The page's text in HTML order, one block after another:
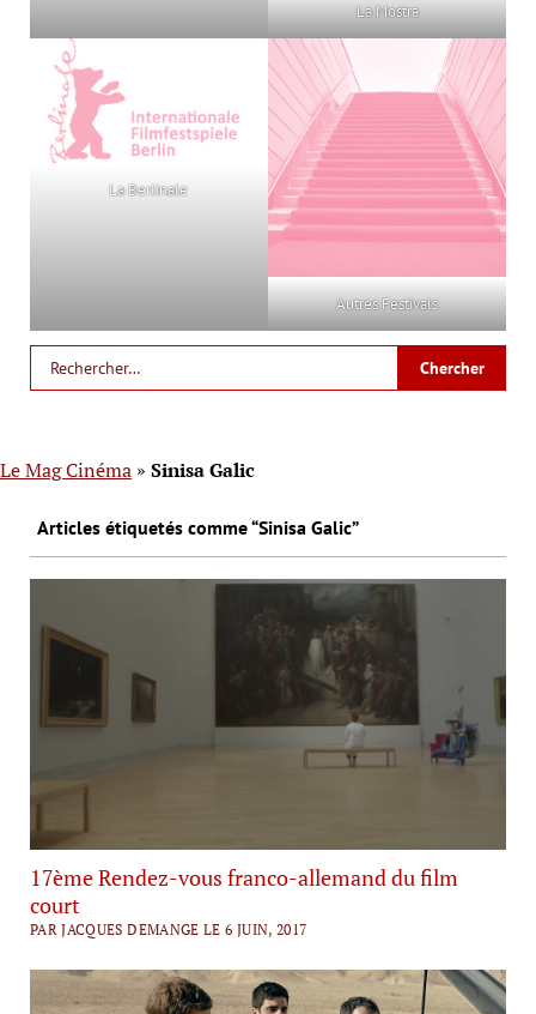
La Mostra
La Berlinale
Autres Festivals
Le Mag Cinéma » Sinisa Galic
Articles étiquetés comme “Sinisa Galic”
17ème Rendez-vous franco-allemand du film
court
PAR JACQUES DEMANGE LE 6 JUIN, 2017